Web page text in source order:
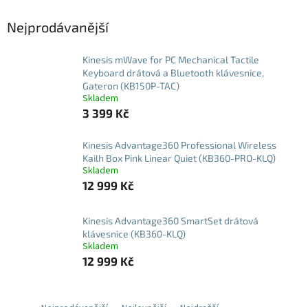
Nejprodávanější
Kinesis mWave for PC Mechanical Tactile
Keyboard drátová a Bluetooth klávesnice,
Gateron (KB150P-TAC)
Skladem
3 399 Kč
Kinesis Advantage360 Professional Wireless
Kailh Box Pink Linear Quiet (KB360-PRO-KLQ)
Skladem
12 999 Kč
Kinesis Advantage360 SmartSet drátová
klávesnice (KB360-KLQ)
Skladem
12 999 Kč